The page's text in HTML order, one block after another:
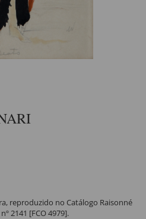
reproduzido no Catálogo Raisonné
2141 [FCO 4979].